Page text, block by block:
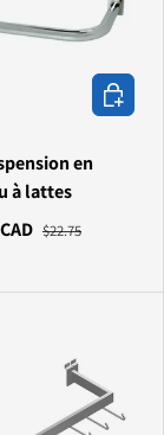
en
à lattes
$22.75
Choisir